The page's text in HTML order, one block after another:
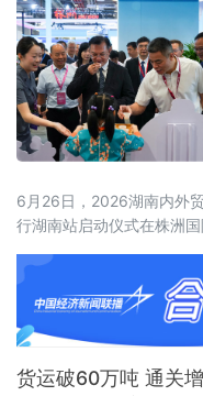
6月26日，2026湖南内外
行湖南站启动仪式在株洲
万平方米，设置四大主题
展，来自15个国家和地区
喀麦隆驻华大使、驻华使
局副局
货运破60万吨 通关